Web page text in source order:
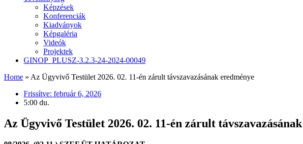
Képzések
Konferenciák
Kiadványok
Képgaléria
Videók
Projektek
GINOP_PLUSZ-3.2.3-24-2024-00049
Home » Az Ügyvivő Testület 2026. 02. 11-én zárult távszavazásának eredménye
Frissítve: február 6, 2026
5:00 du.
Az Ügyvivő Testület 2026. 02. 11-én zárult